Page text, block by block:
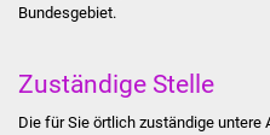
Bundesgebiet.
Zuständige Stelle
Die für Sie örtlich zuständige untere